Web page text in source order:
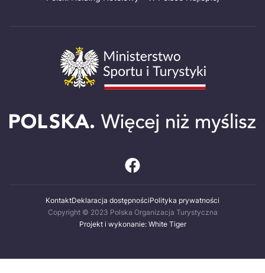
KontaktDeklaracja dostępnościPolityka prywatności
Copyright © 2023 Polska Organizacja Turystyczna
Projekt i wykonanie: White Tiger